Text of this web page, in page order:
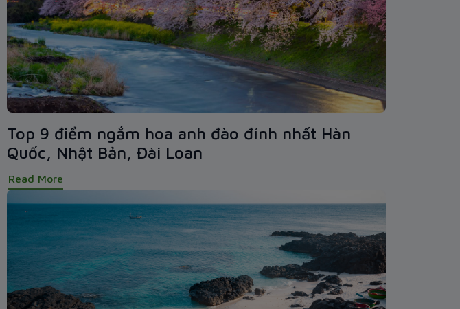
Top 9 điểm ngắm hoa anh đào đỉnh nhất Hàn
Quốc, Nhật Bản, Đài Loan
Read More